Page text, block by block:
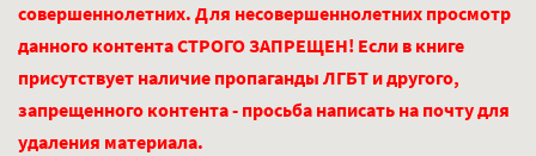
совершеннолетних. Для несовершеннолетних просмотр
данного контента СТРОГО ЗАПРЕЩЕН! Если в книге
присутствует наличие пропаганды ЛГБТ и другого,
запрещенного контента - просьба написать на почту для
удаления материала.